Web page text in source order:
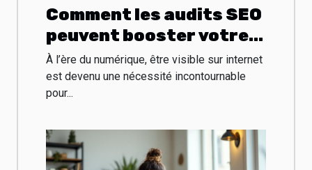
Comment les audits SEO
peuvent booster votre
présence en ligne ?
À l’ère du numérique, être visible sur internet
est devenu une nécessité incontournable
pour...